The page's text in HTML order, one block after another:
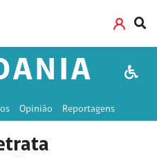
Opinião Reportagens